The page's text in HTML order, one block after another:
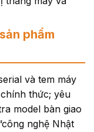
phẩm
và tem máy
thức; yêu
model bàn giao
nghệ Nhật